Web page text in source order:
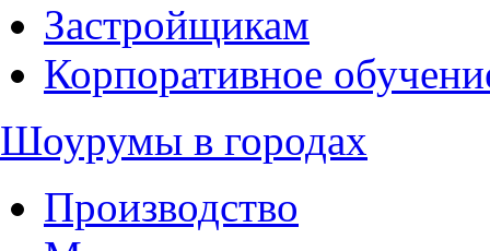
Застройщикам
Корпоративное
Шоурумы в городах
Производство